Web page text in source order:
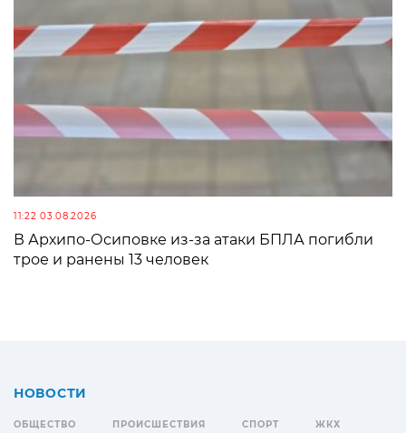
11:22 03.08.2026
В Архипо-Осиповке из-за атаки БПЛА погибли
трое и ранены 13 человек
НОВОСТИ
ОБЩЕСТВО ПРОИСШЕСТВИЯ СПОРТ ЖКХ